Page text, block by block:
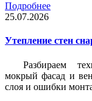
Подробнее
25.07.2026
Утепление стен
Разбираем
мокрый фасад и
слоя и ошибки